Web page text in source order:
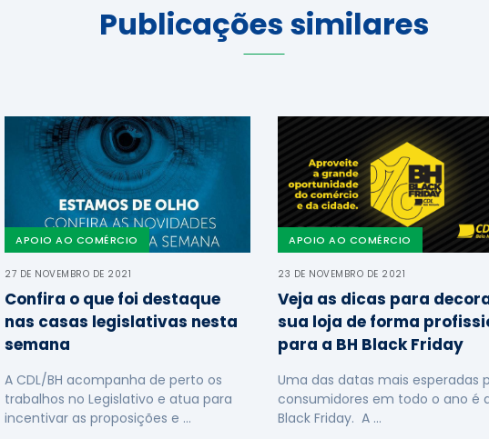
Publicações similares
APOIO AO COMÉRCIO
27 DE NOVEMBRO DE 2021
Confira o que foi destaque
nas casas legislativas nesta
semana
A CDL/BH acompanha de perto os
trabalhos no Legislativo e atua para
incentivar as proposições e …
APOIO AO COMÉRCIO
23 DE NOVEMBRO DE 2021
Veja as dicas para
sua loja de forma
para a BH Black Friday
Uma das datas mais esperadas
consumidores em todo o ano é
Black Friday. A …